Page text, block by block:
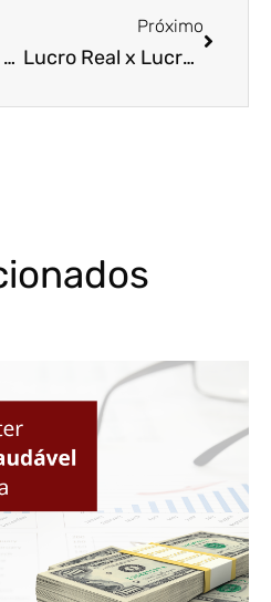
Noções – Direitos e Deveres dos Consumidores
Próximo
Lucro Real x Lucro Presumido: qual escolher?